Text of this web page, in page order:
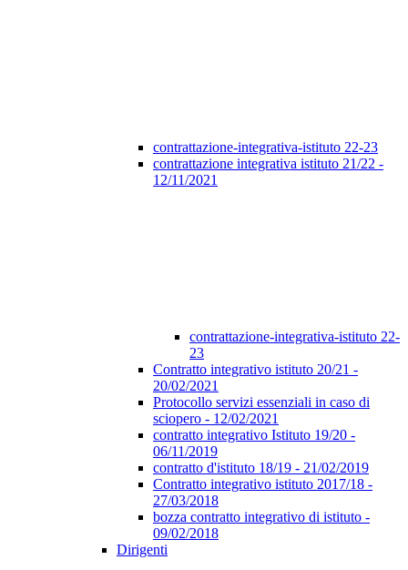
contrattazione-integrativa-istituto 22-23
contrattazione integrativa istituto 21/22 -
12/11/2021
contrattazione-integrativa-istituto 22-
23
Contratto integrativo istituto 20/21 -
20/02/2021
Protocollo servizi essenziali in caso di
sciopero - 12/02/2021
contratto integrativo Istituto 19/20 -
06/11/2019
contratto d'istituto 18/19 - 21/02/2019
Contratto integrativo istituto 2017/18 -
27/03/2018
bozza contratto integrativo di istituto -
09/02/2018
Dirigenti